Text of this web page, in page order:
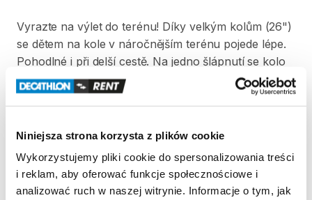
Niniejsza strona korzysta z plików cookie
Wykorzystujemy pliki cookie do spersonalizowania treści
i reklam, aby oferować funkcje społecznościowe i
analizować ruch w naszej witrynie. Informacje o tym, jak
Vyrazte na výlet do terénu! Díky velkým kolům (26")
se dětem na kole v náročnějším terénu pojede lépe.
Pohodlné i při delší cestě. Na jedno šlápnutí se kolo
posune o větší vzdálenost.
Minimální doba půjčky je 30 dní.
Strona produktu w sklepie